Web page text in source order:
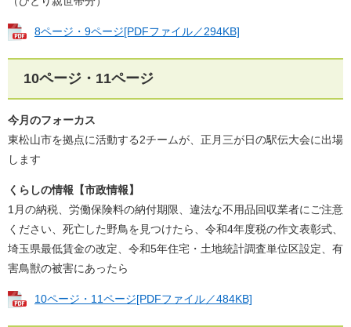
8ページ・9ページ[PDFファイル／294KB]
10ページ・11ページ
今月のフォーカス
東松山市を拠点に活動する2チームが、正月三が日の駅伝大会に出場
します
くらしの情報【市政情報】
1月の納税、労働保険料の納付期限、違法な不用品回収業者にご注意
ください、死亡した野鳥を見つけたら、令和4年度税の作文表彰式、
埼玉県最低賃金の改定、令和5年住宅・土地統計調査単位区設定、有
害鳥獣の被害にあったら
10ページ・11ページ[PDFファイル／484KB]